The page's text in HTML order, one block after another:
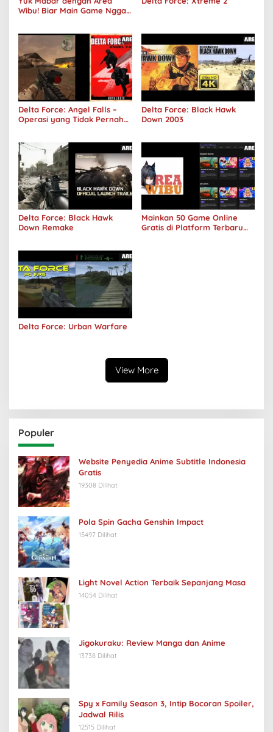
Wibu! Biar Main Game Nggak
Delta Force: Angel Falls –
Operasi yang Tidak Pernah
Delta Force: Black Hawk
Down 2003
Delta Force: Black Hawk
Down Remake
Mainkan 50 Game Online
Gratis di Platform Terbaru
Delta Force: Urban Warfare
View More
Populer
Website Penyedia Anime Subtitle Indonesia
Gratis
19308 Dilihat
Pola Spin Gacha Genshin Impact
15497 Dilihat
Light Novel Action Terbaik Sepanjang Masa
14054 Dilihat
Jigokuraku: Review Manga dan Anime
13738 Dilihat
Spy x Family Season 3, Intip Bocoran Spoiler,
Jadwal Rilis
12515 Dilihat